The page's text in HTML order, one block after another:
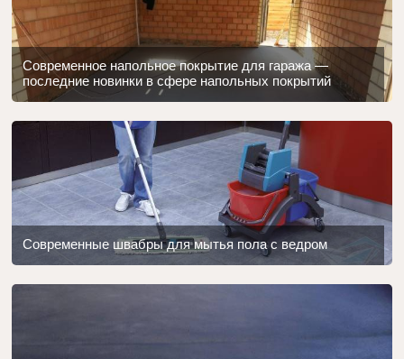
Современное напольное покрытие для гаража —
последние новинки в сфере напольных покрытий
Современные швабры для мытья пола с ведром